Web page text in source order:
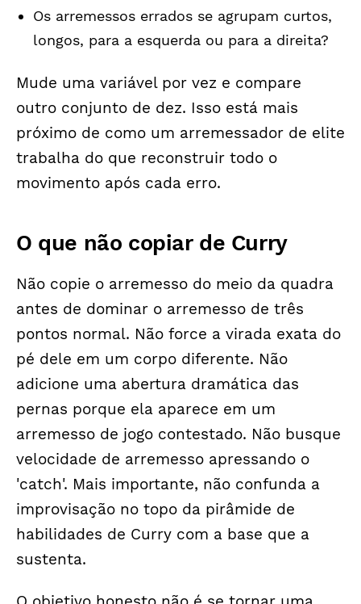
Os arremessos errados se agrupam curtos,
longos, para a esquerda ou para a direita?
Mude uma variável por vez e compare
outro conjunto de dez. Isso está mais
próximo de como um arremessador de elite
trabalha do que reconstruir todo o
movimento após cada erro.
O que não copiar de Curry
Não copie o arremesso do meio da quadra
antes de dominar o arremesso de três
pontos normal. Não force a virada exata do
pé dele em um corpo diferente. Não
adicione uma abertura dramática das
pernas porque ela aparece em um
arremesso de jogo contestado. Não busque
velocidade de arremesso apressando o
'catch'. Mais importante, não confunda a
improvisação no topo da pirâmide de
habilidades de Curry com a base que a
sustenta.